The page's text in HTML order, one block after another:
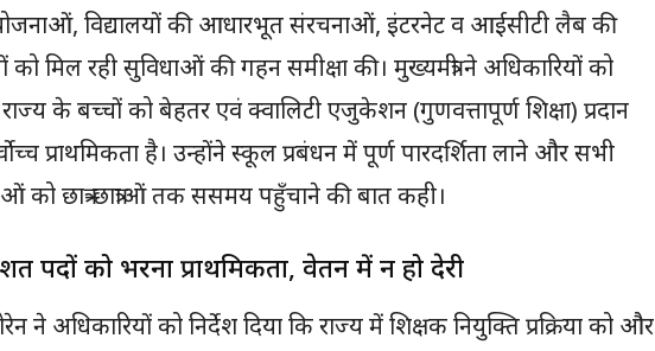
विद्यालयों की आधारभूत संरचनाओं, इंटरनेट व आईसीटी लैब की
को मिल रही सुविधाओं की गहन समीक्षा की। मुख्यमंत्री ने अधिकारियों को
राज्य के बच्चों को बेहतर एवं क्वालिटी एजुकेशन (गुणवत्तापूर्ण शिक्षा) प्रदान
प्राथमिकता है। उन्होंने स्कूल प्रबंधन में पूर्ण पारदर्शिता लाने और सभी
को छात्र-छात्राओं तक ससमय पहुँचाने की बात कही।
पदों को भरना प्राथमिकता, वेतन में न हो देरी
ने अधिकारियों को निर्देश दिया कि राज्य में शिक्षक नियुक्ति प्रक्रिया को और